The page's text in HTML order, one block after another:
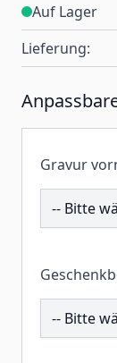
Auf Lager
Lieferung:
Gravur
192087
259798